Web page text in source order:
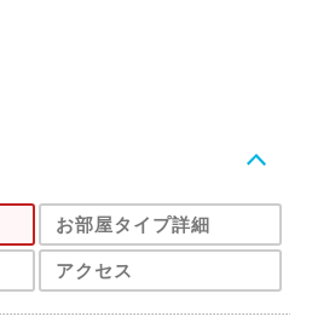
お部屋タイプ詳細
アクセス